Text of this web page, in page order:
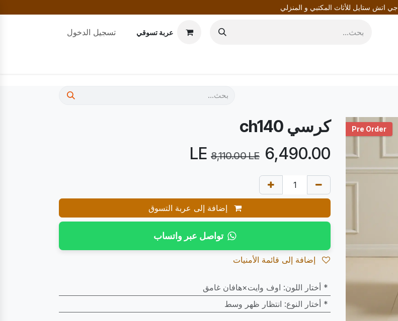
جي اتش ستايل للأثاث المكتبي و المنزلي
عربة تسوقي تسجيل الدخول
Pre Order
كرسي ch140
6,490.00
8,110.00LE
إضافة إلى عربة التسوق
تواصل عبر واتساب
* أختار اللون: اوف وايت×هافان غامق
* أختار النوع: انتظار ظهر وسط